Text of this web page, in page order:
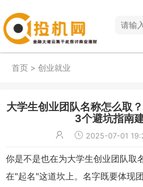
首页 > 创业就业
大学生创业团队名称怎么取
3个避坑指南
2025-07-01
你是不是也在为大学生创业团队取
在"起名"这道坎上。名字既要体现